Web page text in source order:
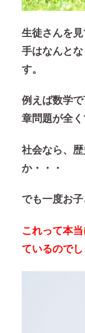
生徒さんを
手はなんと
す。
例えば数学
章問題が全く
社会なら、
か・・・
でも一度お子
これって本
ているのでし